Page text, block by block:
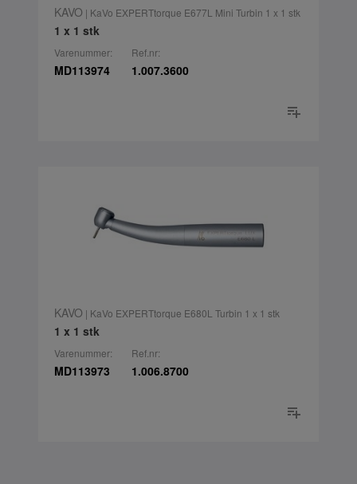
KAVO | KaVo EXPERTtorque E677L Mini Turbin 1 x 1 stk
1 x 1 stk
Varenummer:
MD113974
Ref.nr:
1.007.3600
KAVO | KaVo EXPERTtorque E680L Turbin 1 x 1 stk
1 x 1 stk
Varenummer:
MD113973
Ref.nr:
1.006.8700